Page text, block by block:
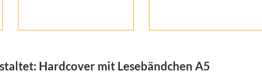
Hardcover mit Lesebändchen A5